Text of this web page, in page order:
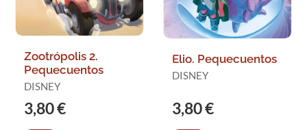
Zootrópolis 2.
Pequecuentos
DISNEY
3,80 €
Elio. Pequecuentos
DISNEY
3,80 €